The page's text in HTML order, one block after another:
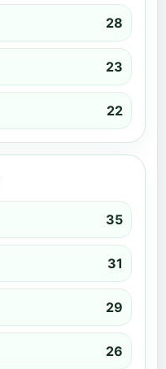
28
23
22
35
31
29
26